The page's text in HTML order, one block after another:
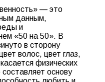
— это
данным,
и
«50 на 50». В
в сторону
волос, цвет глаз,
физических
основу